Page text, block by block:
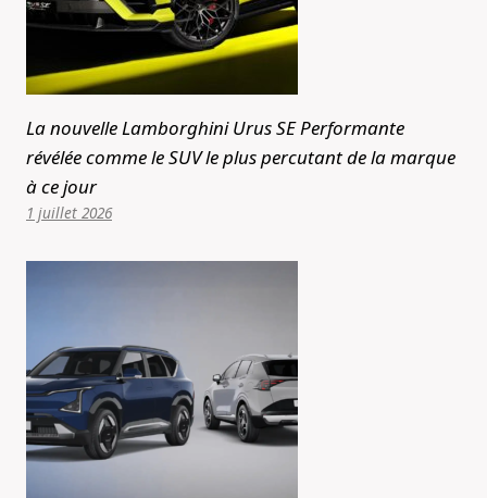
La nouvelle Lamborghini Urus SE Performante
révélée comme le SUV le plus percutant de la marque
à ce jour
1 juillet 2026